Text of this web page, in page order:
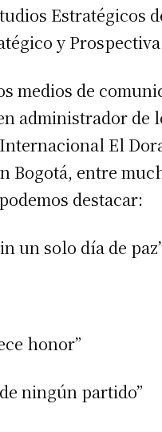
Estratégicos
y
medios de
administrador
El
Bogotá, entre
destacar:
un solo día de
honor”
ningún partido”